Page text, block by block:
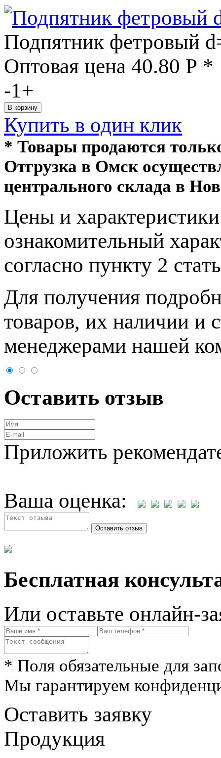
Подпятник фетровый
Оптовая цена 40.80 Р *
-1+
Купить в один клик
* Товары продаются
Отгрузка в Омск
центрального склада в
Цeны и
ознакомительный
согласно пункту 2
Для пoлучения
товaров, их нaличии и
менеджерами нашей
Оставить отзыв
Приложить
Ваша оценка:
Бесплатная
Или оставьте онлайн-
* Поля обязательные для
Мы гарантируем
Оставить заявку
Продукция